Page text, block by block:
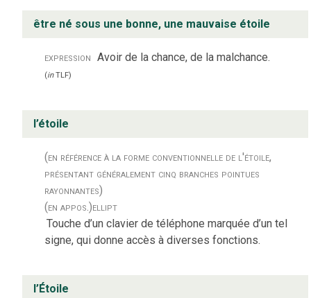
être né sous une bonne, une mauvaise étoile
expression Avoir de la chance, de la malchance.
(inTLF)
l’étoile
(en référence à la forme conventionnelle de l'étoile,
présentant généralement cinq branches pointues
rayonnantes)
(en appos.)ellipt
Touche d’un clavier de téléphone marquée d’un tel
signe, qui donne accès à diverses fonctions.
l’Étoile